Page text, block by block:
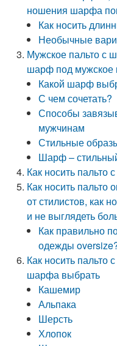
ношения шарфа
Как носить
Необычные
Мужское пальто с
шарф под мужское
Какой шарф
С чем сочетать?
Способы
мужчинам
Стильные
Шарф –
Как носить
Как носить пальто
от стилистов, как
и не выглядеть
Как правильно
одежды
Как носить
шарфа выбрать
Кашемир
Альпака
Шерсть
Хлопок